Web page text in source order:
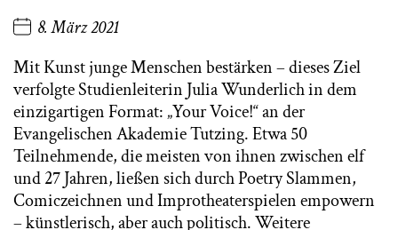
8. März 2021
Mit Kunst junge Menschen bestärken – dieses Ziel
verfolgte Studienleiterin Julia Wunderlich in dem
einzigartigen Format: „Your Voice!“ an der
Evangelischen Akademie Tutzing. Etwa 50
Teilnehmende, die meisten von ihnen zwischen elf
und 27 Jahren, ließen sich durch Poetry Slammen,
Comiczeichnen und Improtheaterspielen empowern
– künstlerisch, aber auch politisch. Weitere